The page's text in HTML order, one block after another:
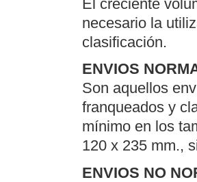
El creciente
necesario la
clasificación.
ENVIOS
Son aquellos
franqueados y
mínimo en los
120 x 235 mm.,
ENVIOS NO